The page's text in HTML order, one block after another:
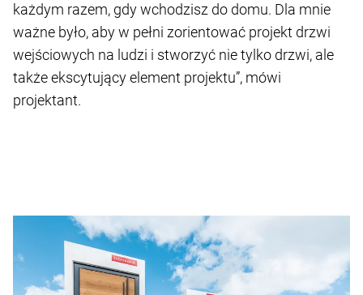
każdym razem, gdy wchodzisz do domu. Dla mnie
ważne było, aby w pełni zorientować projekt drzwi
wejściowych na ludzi i stworzyć nie tylko drzwi, ale
także ekscytujący element projektu”, mówi
projektant.